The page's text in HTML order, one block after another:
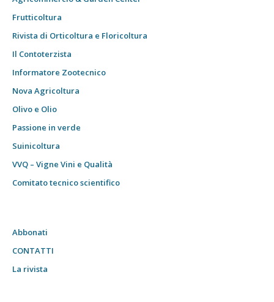
Frutticoltura
Rivista di Orticoltura e Floricoltura
Il Contoterzista
Informatore Zootecnico
Nova Agricoltura
Olivo e Olio
Passione in verde
Suinicoltura
VVQ – Vigne Vini e Qualità
Comitato tecnico scientifico
Abbonati
CONTATTI
La rivista